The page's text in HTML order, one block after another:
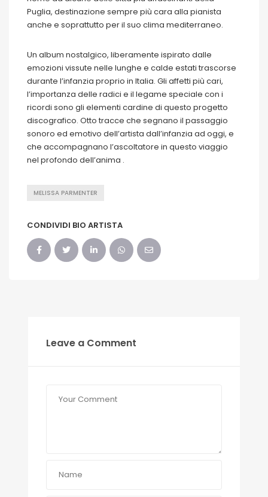
Puglia, destinazione sempre più cara alla pianista
anche e soprattutto per il suo clima mediterraneo.
Un album nostalgico, liberamente ispirato dalle
emozioni vissute nelle lunghe e calde estati trascorse
durante l’infanzia proprio in Italia. Gli affetti più cari,
l’importanza delle radici e il legame speciale con i
ricordi sono gli elementi cardine di questo progetto
discografico. Otto tracce che segnano il passaggio
sonoro ed emotivo dell’artista dall’infanzia ad oggi, e
che accompagnano l’ascoltatore in questo viaggio
nel profondo dell’anima .
MELISSA PARMENTER
CONDIVIDI BIO ARTISTA
Leave a Comment